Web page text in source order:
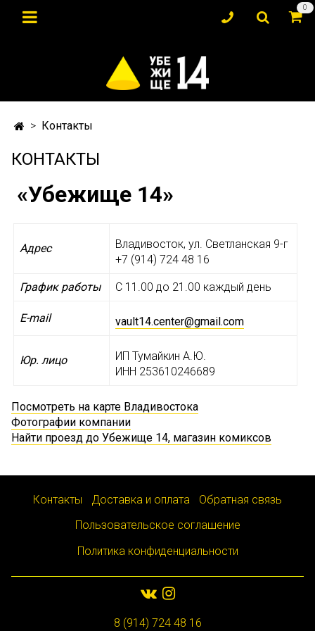
0
Контакты
КОНТАКТЫ
«Убежище 14»
Адрес
Владивосток, ул. Светланская 9-г
+7 (914) 724 48 16
График работы С 11.00 до 21.00 каждый день
E-mail vault14.center@gmail.com
Юр. лицо
ИП Тумайкин А.Ю.
ИНН 253610246689
Посмотреть на карте Владивостока
Фотографии компании
Найти проезд до Убежище 14, магазин комиксов
Контакты Доставка и оплата
Обратная связь
Пользовательское соглашение
Политика конфиденциальности
8 (914) 724 48 16